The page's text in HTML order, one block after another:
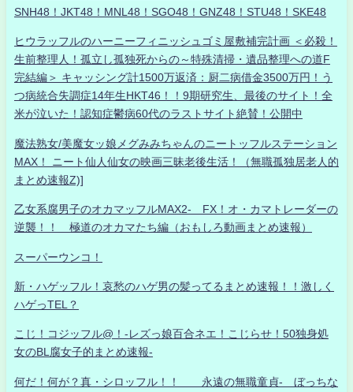
SNH48！JKT48！MNL48！SGO48！GNZ48！STU48！SKE48
ヒウラッフルのハーニーフィニッシュゴミ屋敷補完計画 ＜必殺！
生前整理人！孤立し孤独死からの～特殊清掃・遺品整理への道F
完結編＞ キャッシング計1500万返済：厨二病借金3500万円！う
つ病統合失調症14年生HKT46！！9期研究生、最後のサイト！全
米が泣いた！認知症鬱病60代のラストサイト絶賛！公開中
魔法熟女/美魔女ッ娘メグみみちゃんのニートッフルステーション
MAX！ ニート仙人仙女の映画三昧老後生活！（無職孤独居老人的
まとめ速報Z)]
乙女系腐男子のオカマッフルMAX2- FX！オ・カマトレーダーの
逆襲！！ 極道のオカマたち編（おもしろ動画まとめ速報）
スーパーウンコ！
新・ハゲッフル！哀愁のハゲ男の髪ってるまとめ速報！！激しく
ハゲっTEL？
こじ！コジッフル@！-レズっ娘百合ネエ！こじらせ！50独身処
女のBL腐女子的まとめ速報-
何だ！何が？真・シロッフル！！ 永遠の無職童貞- ぼっちな